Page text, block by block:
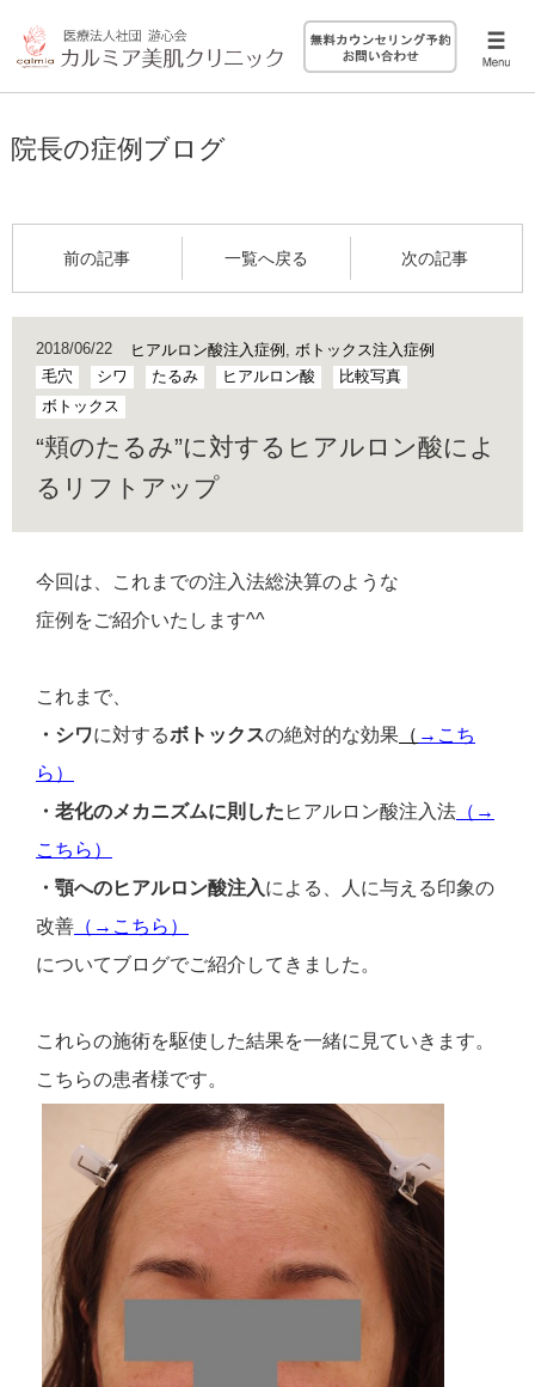
院長の症例ブログ
前の記事 一覧へ戻る 次の記事
2018/06/22 ヒアルロン酸注入症例 , ボトックス注入症例
毛穴
シワ たるみ ヒアルロン酸
比較写真
ボトックス
“頬のたるみ”に対するヒアルロン酸によ
るリフトアップ
今回は、これまでの注入法総決算のような
症例をご紹介いたします^^
これまで、
・シワに対するボトックスの絶対的な効果 （ →こち
ら）
・老化のメカニズムに則した ヒアルロン酸注入法 （→
こちら）
・顎へのヒアルロン酸注入による、人に与える印象の
改善 （→こちら）
についてブログでご紹介してきました。
これらの施術を駆使した結果を一緒に見ていきます。
こちらの患者様です。